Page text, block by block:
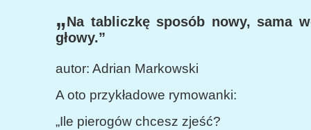
„Na tabliczkę sposób nowy, sama
głowy.”
autor: Adrian Markowski
A oto przykładowe rymowanki:
„Ile pierogów chcesz zjeść?